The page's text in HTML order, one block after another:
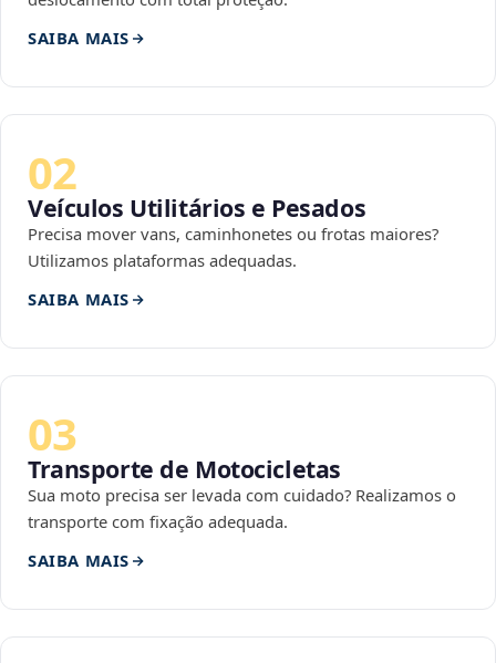
SAIBA MAIS
02
Veículos Utilitários e Pesados
Precisa mover vans, caminhonetes ou frotas maiores?
Utilizamos plataformas adequadas.
SAIBA MAIS
03
Transporte de Motocicletas
Sua moto precisa ser levada com cuidado? Realizamos o
transporte com fixação adequada.
SAIBA MAIS